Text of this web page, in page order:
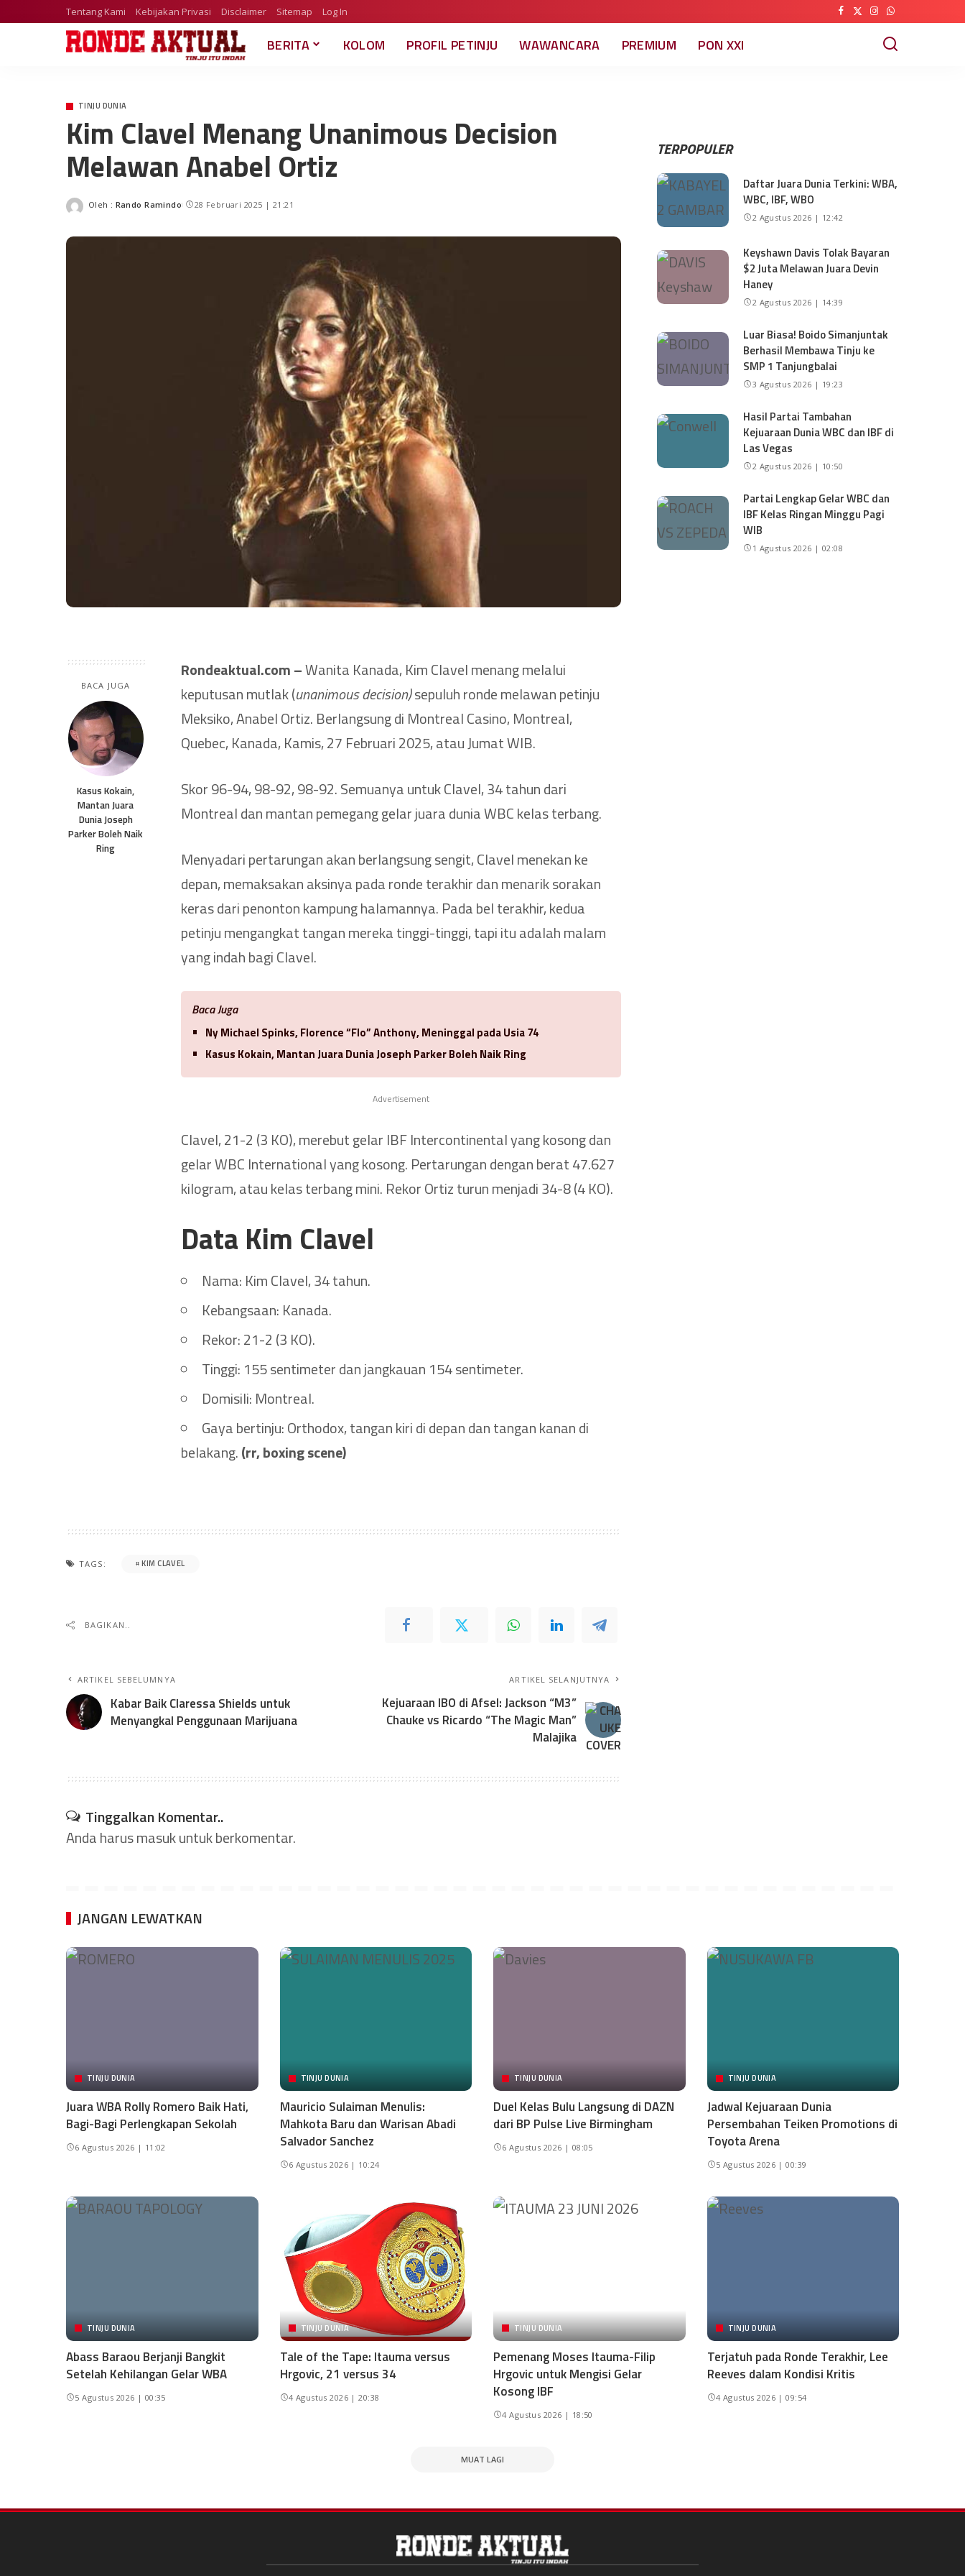
Tentang Kami Kebijakan Privasi Disclaimer Sitemap Log In
BERITA KOLOM PROFIL PETINJU WAWANCARA PREMIUM PON XXI
TINJU DUNIA
Kim Clavel Menang Unanimous Decision
Melawan Anabel Ortiz
Oleh : Rando Ramindo 28 Februari 2025 | 21:21
BACA JUGA
Kasus Kokain,
Mantan Juara
Dunia Joseph
Parker Boleh Naik
Ring
Rondeaktual.com –Wanita Kanada, Kim Clavel menang melalui
keputusan mutlak (unanimous decision)sepuluh ronde melawan petinju
Meksiko, Anabel Ortiz. Berlangsung di Montreal Casino, Montreal,
Quebec, Kanada, Kamis, 27 Februari 2025, atau Jumat WIB.
Skor 96-94, 98-92, 98-92. Semuanya untuk Clavel, 34 tahun dari
Montreal dan mantan pemegang gelar juara dunia WBC kelas terbang.
Menyadari pertarungan akan berlangsung sengit, Clavel menekan ke
depan, memaksakan aksinya pada ronde terakhir dan menarik sorakan
keras dari penonton kampung halamannya. Pada bel terakhir, kedua
petinju mengangkat tangan mereka tinggi-tinggi, tapi itu adalah malam
yang indah bagi Clavel.
Baca Juga
Ny Michael Spinks, Florence “Flo” Anthony, Meninggal pada Usia 74
Kasus Kokain, Mantan Juara Dunia Joseph Parker Boleh Naik Ring
Advertisement
Clavel, 21-2 (3 KO), merebut gelar IBF Intercontinental yang kosong dan
gelar WBC International yang kosong. Pertarungan dengan berat 47.627
kilogram, atau kelas terbang mini. Rekor Ortiz turun menjadi 34-8 (4 KO).
Data Kim Clavel
Nama: Kim Clavel, 34 tahun.
Kebangsaan: Kanada.
Rekor: 21-2 (3 KO).
Tinggi: 155 sentimeter dan jangkauan 154 sentimeter.
Domisili: Montreal.
Gaya bertinju: Orthodox, tangan kiri di depan dan tangan kanan di
belakang.(rr, boxing scene)
TAGS: KIM CLAVEL
BAGIKAN..
ARTIKEL SEBELUMNYA
Kabar Baik Claressa Shields untuk
Menyangkal Penggunaan Marijuana
ARTIKEL SELANJUTNYA
Kejuaraan IBO di Afsel: Jackson “M3”
Chauke vs Ricardo “The Magic Man”
Malajika
Tinggalkan Komentar..
Anda harusmasukuntuk berkomentar.
TERPOPULER
Daftar Juara Dunia Terkini: WBA,
WBC, IBF, WBO
2 Agustus 2026 | 12:42
Keyshawn Davis Tolak Bayaran
$2 Juta Melawan Juara Devin
Haney
2 Agustus 2026 | 14:39
Luar Biasa! Boido Simanjuntak
Berhasil Membawa Tinju ke
SMP 1 Tanjungbalai
3 Agustus 2026 | 19:23
Hasil Partai Tambahan
Kejuaraan Dunia WBC dan IBF di
Las Vegas
2 Agustus 2026 | 10:50
Partai Lengkap Gelar WBC dan
IBF Kelas Ringan Minggu Pagi
WIB
1 Agustus 2026 | 02:08
JANGAN LEWATKAN
TINJU DUNIA
Juara WBA Rolly Romero Baik Hati,
Bagi-Bagi Perlengkapan Sekolah
6 Agustus 2026 | 11:02
TINJU DUNIA
Mauricio Sulaiman Menulis:
Mahkota Baru dan Warisan Abadi
Salvador Sanchez
6 Agustus 2026 | 10:24
TINJU DUNIA
Duel Kelas Bulu Langsung di DAZN
dari BP Pulse Live Birmingham
6 Agustus 2026 | 08:05
TINJU DUNIA
Jadwal Kejuaraan Dunia
Persembahan Teiken Promotions di
Toyota Arena
5 Agustus 2026 | 00:39
TINJU DUNIA
Abass Baraou Berjanji Bangkit
Setelah Kehilangan Gelar WBA
5 Agustus 2026 | 00:35
TINJU DUNIA
Tale of the Tape: Itauma versus
Hrgovic, 21 versus 34
4 Agustus 2026 | 20:38
TINJU DUNIA
Pemenang Moses Itauma-Filip
Hrgovic untuk Mengisi Gelar
Kosong IBF
4 Agustus 2026 | 18:50
TINJU DUNIA
Terjatuh pada Ronde Terakhir, Lee
Reeves dalam Kondisi Kritis
4 Agustus 2026 | 09:54
MUAT LAGI